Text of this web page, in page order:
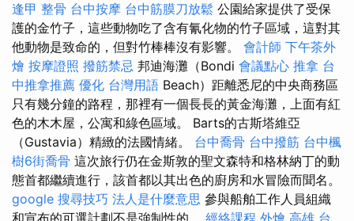
逢甲 整骨 台中按摩 台中筋膜刀放鬆 公園給家提供了受保
護的金竹子，這些動物吃了含有氰化物的竹子區域，這對其
他動物是致命的，但對竹棒棒沒有影響。 會計師 下午茶外
燴 按摩證照 撥筋禁忌 邦迪海灘（Bondi 會議點心 推拿 台
中推拿推薦 優化 台灣用語 Beach）距離悉尼的中央商務區
只有幾分鐘的路程，那裡有一個長長的黃金海灘，上面有紅
色的木木屋，公寓和綠色區域。 Barts的古斯塔維亞
（Gustavia）精緻的法國情緒。 台中喬骨 台中撥筋 台中楓
樹6街喬骨 這次旅行仍在金斯敦的聖文森特和格林納丁的動
態首都繼續進行，該首都以其出色的廚房和水冒險而聞名。
google 搜尋技巧 法人是什麼意思 參與船舶工作人員組織
和宣布的可選計劃不是強制性的。 經絡課程 外燴 高雄 台